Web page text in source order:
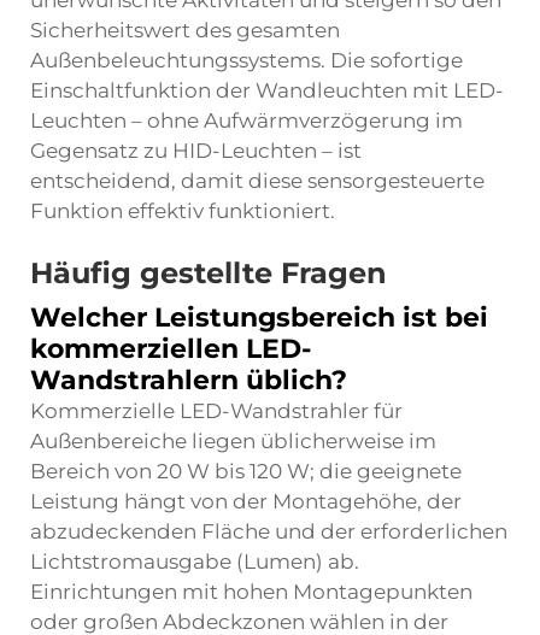
Sicherheitswert des gesamten
Außenbeleuchtungssystems. Die sofortige
Einschaltfunktion der Wandleuchten mit LED-
Leuchten – ohne Aufwärmverzögerung im
Gegensatz zu HID-Leuchten – ist
entscheidend, damit diese sensorgesteuerte
Funktion effektiv funktioniert.
Häufig gestellte Fragen
Welcher Leistungsbereich ist bei
kommerziellen LED-
Wandstrahlern üblich?
Kommerzielle LED-Wandstrahler für
Außenbereiche liegen üblicherweise im
Bereich von 20 W bis 120 W; die geeignete
Leistung hängt von der Montagehöhe, der
abzudeckenden Fläche und der erforderlichen
Lichtstromausgabe (Lumen) ab.
Einrichtungen mit hohen Montagepunkten
oder großen Abdeckzonen wählen in der